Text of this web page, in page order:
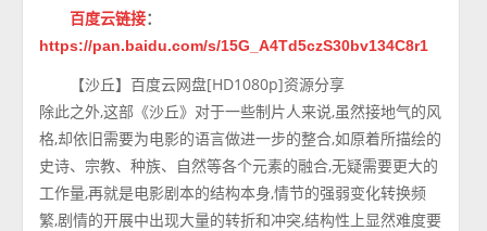
百度云链接：
https://pan.baidu.com/s/15G_A4Td5czS30bv134C8r1
【沙丘】百度云网盘[HD1080p]资源分享
除此之外,这部《沙丘》对于一些制片人来说,虽然接地气的风
格,却依旧需要为电影的语言做进一步的整合,如原着所描绘的
史诗、宗教、种族、自然等各个元素的融合,无疑需要更大的
工作量,再就是电影剧本的结构本身,情节的强弱变化转换频
繁,剧情的开展中出现大量的转折和冲突,结构性上显然难度要